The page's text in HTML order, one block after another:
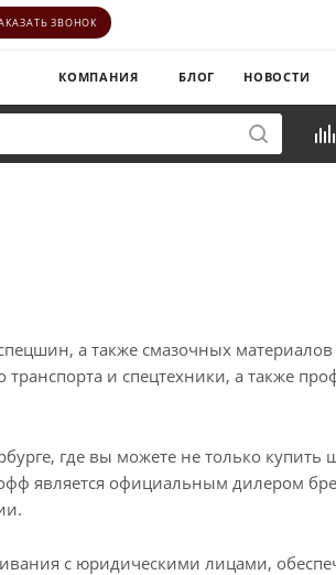
ЗВОНОК
КОМПАНИЯ БЛОГ НОВОСТИ
а также смазочных материалов
и спецтехники, а также
где вы можете не только купить
является официальным дилером
с юридическими лицами,